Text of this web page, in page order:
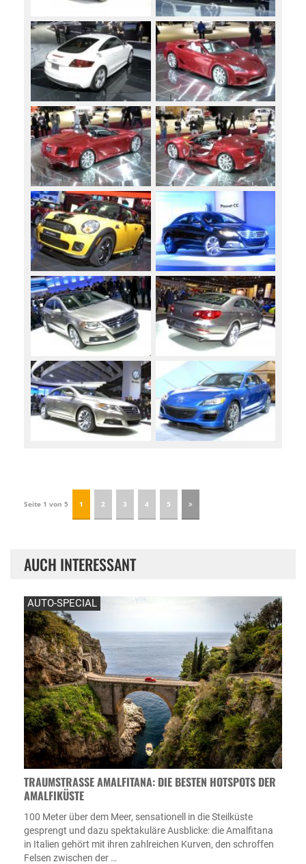
Seite 1 von 5 1 2 3 4 5
AUCH INTERESSANT
AUTO-SPECIAL
TRAUMSTRASSE AMALFITANA: DIE BESTEN HOTSPOTS DER A
MALFIKÜSTE
100 Meter über dem Meer, sensationell in die Steilküste
gesprengt und dazu spektakuläre Ausblicke: die Amalfitana
in Italien gehört mit ihren zahlreichen Kurven, den schroffen
Felsen zwischen der …